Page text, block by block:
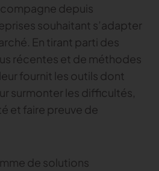
depuis
souhaitant s’adapter
En tirant parti des
récentes et de méthodes
fournit les outils dont
surmonter les difficultés,
et faire preuve de
de solutions